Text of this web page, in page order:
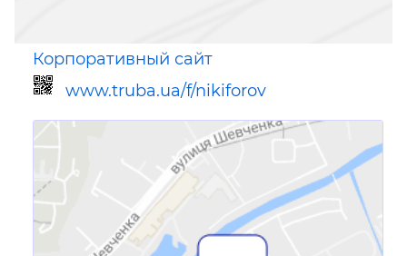
Корпоративный сайт
www.truba.ua/f/nikiforov
Ссылка для мобильных устройств